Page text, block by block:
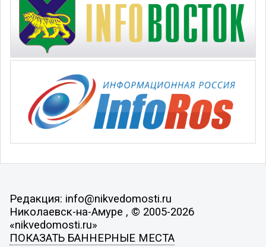
Редакция: info@nikvedomosti.ru
Николаевск-на-Амуре , © 2005-2026
«nikvedomosti.ru»
ПОКАЗАТЬ БАННЕРНЫЕ МЕСТА